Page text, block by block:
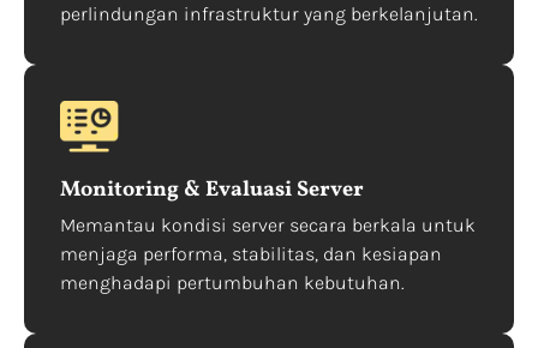
perlindungan infrastruktur yang berkelanjutan.
Monitoring & Evaluasi Server
Memantau kondisi server secara berkala untuk
menjaga performa, stabilitas, dan kesiapan
menghadapi pertumbuhan kebutuhan.